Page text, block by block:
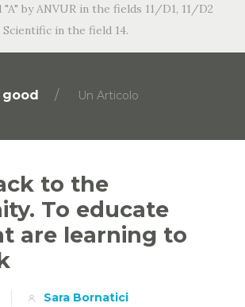
"A" by ANVUR in the fields 11/D1, 11/D2
Scientific in the field 14.
Un Articolo
to the
To educate
are learning to
Sara Bornatici